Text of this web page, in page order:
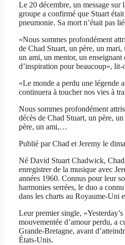
Le 20 décembre, un message sur
groupe a confirmé que Stuart était
pneumonie. Sa mort n’était pas
«Nous sommes profondément
de Chad Stuart, un père, un mari,
un ami, un mentor, un enseignant
d’inspiration pour beaucoup», lit-
«Le monde a perdu une légende
continuera à toucher nos vies à
Nous sommes profondément
décès de Chad Stuart, un père,
père, un ami,…
Publié par Chad et Jeremy le
Né David Stuart Chadwick, Chad
enregistrer de la musique avec
années 1960. Connus pour leur
harmonies serrées, le duo a
dans les charts au Royaume-Uni
Leur premier single,
mouvementée d’amour perdu, a
Grande-Bretagne, avant
États-Unis.